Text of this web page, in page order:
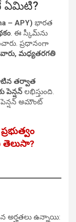
ఏమిటి?
– APY) భారత
. ఈ స్కీమ్‌ను
ప్రధానంగా
మధ్యతరగతి
తర్వాత
పెన్షన్ లభిస్తుంది.
అమౌంట్
తెలుసా?
అర్హతలు ఉన్నాయి: